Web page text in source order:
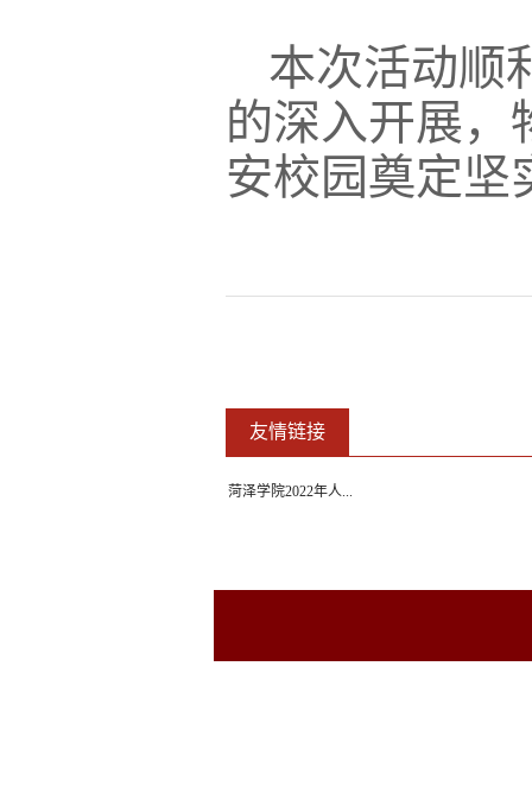
本次活动顺
的深入开展，
安校园奠定坚
友情链接
菏泽学院2022年人...